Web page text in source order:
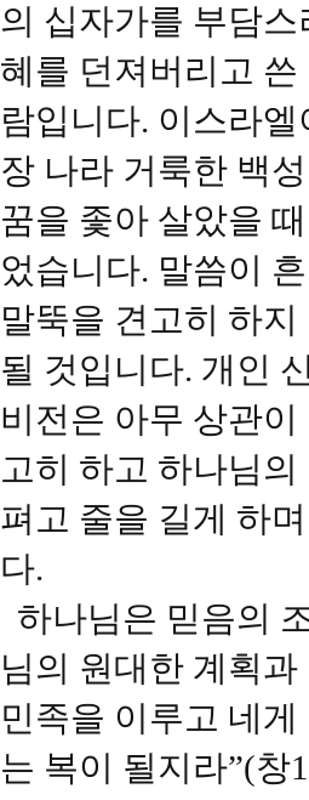
의 십자가를 부담
혜를 던져버리고
람입니다. 이스라
장 나라 거룩한 백
꿈을 좇아 살았을
었습니다. 말씀이
말뚝을 견고히 하
될 것입니다. 개인
비전은 아무 상관
고히 하고 하나님
펴고 줄을 길게 하
다.
하나님은 믿음의
님의 원대한 계획
민족을 이루고 네
는 복이 될지라”(창